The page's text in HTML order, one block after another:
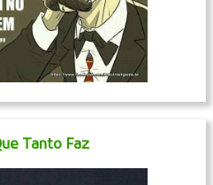
Tanto Faz